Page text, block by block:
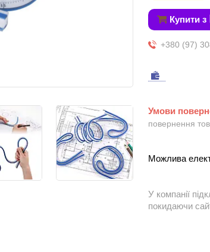
Купити з
+380 (97)
повернення
У компанії
покидаючи